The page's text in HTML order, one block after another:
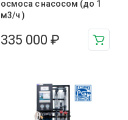
осмоса с насосом (до 1
м3/ч )
335 000 ₽